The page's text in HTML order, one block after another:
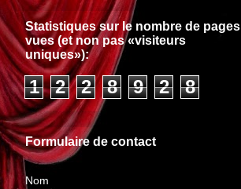
Statistiques sur le nombre de pages
vues (et non pas «visiteurs
uniques»):
1 2 2 8 9 2 8
Formulaire de contact
Nom